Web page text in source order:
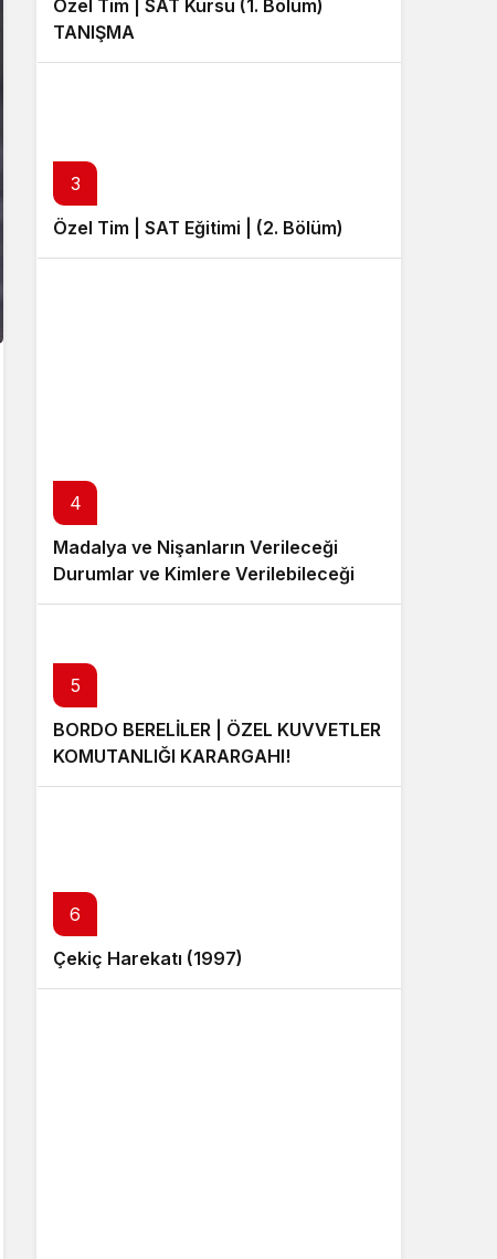
Özel Tim | SAT Kursu (1. Bölüm)
TANIŞMA
3
Özel Tim | SAT Eğitimi | (2. Bölüm)
4
Madalya ve Nişanların Verileceği
Durumlar ve Kimlere Verilebileceği
5
BORDO BERELİLER | ÖZEL KUVVETLER
KOMUTANLIĞI KARARGAHI!
6
Çekiç Harekatı (1997)